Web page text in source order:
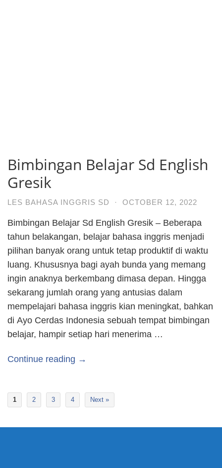
Bimbingan Belajar Sd English
Gresik
LES BAHASA INGGRIS SD · OCTOBER 12, 2022
Bimbingan Belajar Sd English Gresik – Beberapa
tahun belakangan, belajar bahasa inggris menjadi
pilihan banyak orang untuk tetap produktif di waktu
luang. Khususnya bagi ayah bunda yang memang
ingin anaknya berkembang dimasa depan. Hingga
sekarang jumlah orang yang antusias dalam
mempelajari bahasa inggris kian meningkat, bahkan
di Ayo Cerdas Indonesia sebuah tempat bimbingan
belajar, hampir setiap hari menerima …
Continue reading →
1 2 3 4 Next »